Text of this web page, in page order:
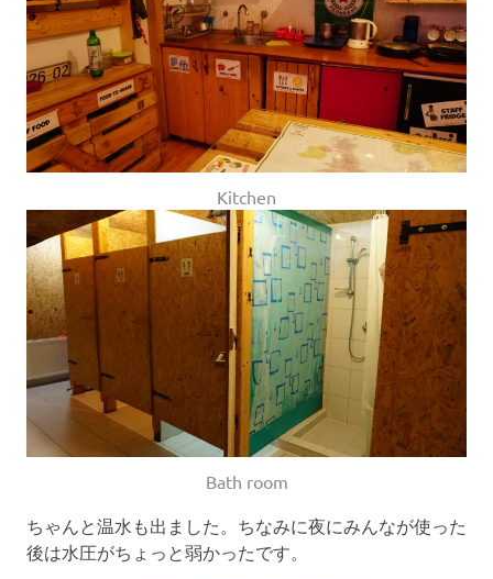
Kitchen
Bath room
ちゃんと温水も出ました。ちなみに夜にみんなが使った
後は水圧がちょっと弱かったです。